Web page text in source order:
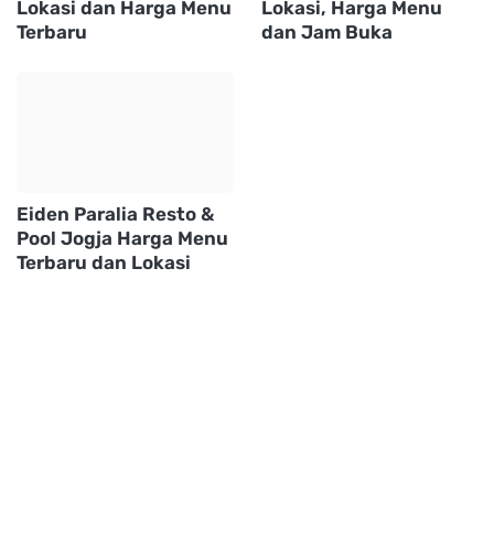
Lokasi dan Harga Menu
Terbaru
Lokasi, Harga Menu
dan Jam Buka
Eiden Paralia Resto &
Pool Jogja Harga Menu
Terbaru dan Lokasi